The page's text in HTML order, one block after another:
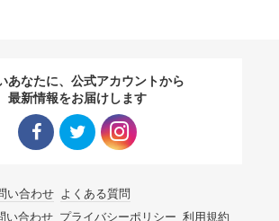
あなたに、公式アカウントから
最新情報をお届けします
い合わせ よくある質問
い合わせ プライバシーポリシー 利用規約